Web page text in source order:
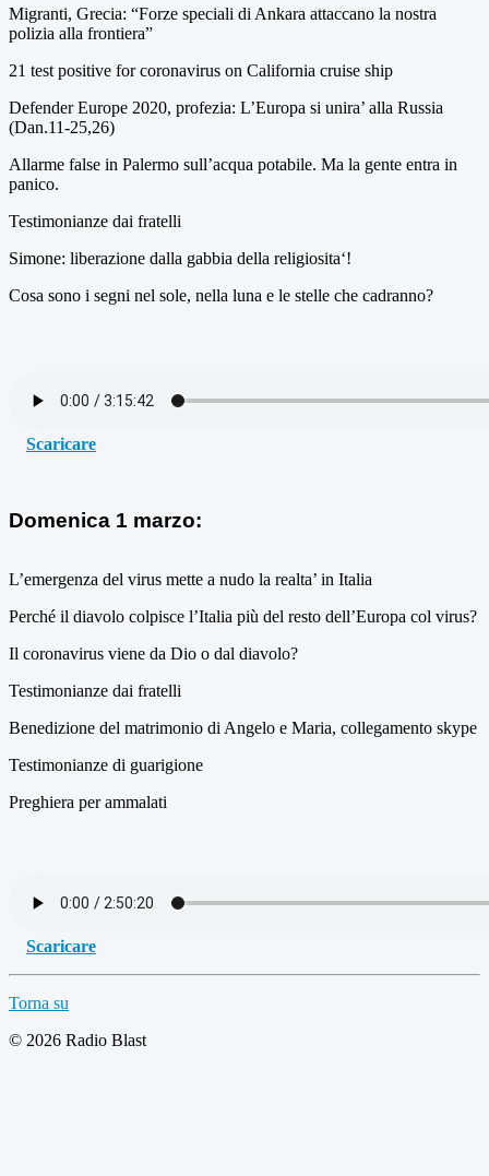
Migranti, Grecia: “Forze speciali di Ankara attaccano la nostra
polizia alla frontiera”
21 test positive for coronavirus on California cruise ship
Defender Europe 2020, profezia: L’Europa si unira’ alla Russia
(Dan.11-25,26)
Allarme false in Palermo sull’acqua potabile. Ma la gente entra in
panico.
Testimonianze dai fratelli
Simone: liberazione dalla gabbia della religiosita‘!
Cosa sono i segni nel sole, nella luna e le stelle che cadranno?
Scaricare
Domenica 1 marzo:
L’emergenza del virus mette a nudo la realta’ in Italia
Perché il diavolo colpisce l’Italia più del resto dell’Europa col virus?
Il coronavirus viene da Dio o dal diavolo?
Testimonianze dai fratelli
Benedizione del matrimonio di Angelo e Maria, collegamento skype
Testimonianze di guarigione
Preghiera per ammalati
Scaricare
Torna su
© 2026 Radio Blast